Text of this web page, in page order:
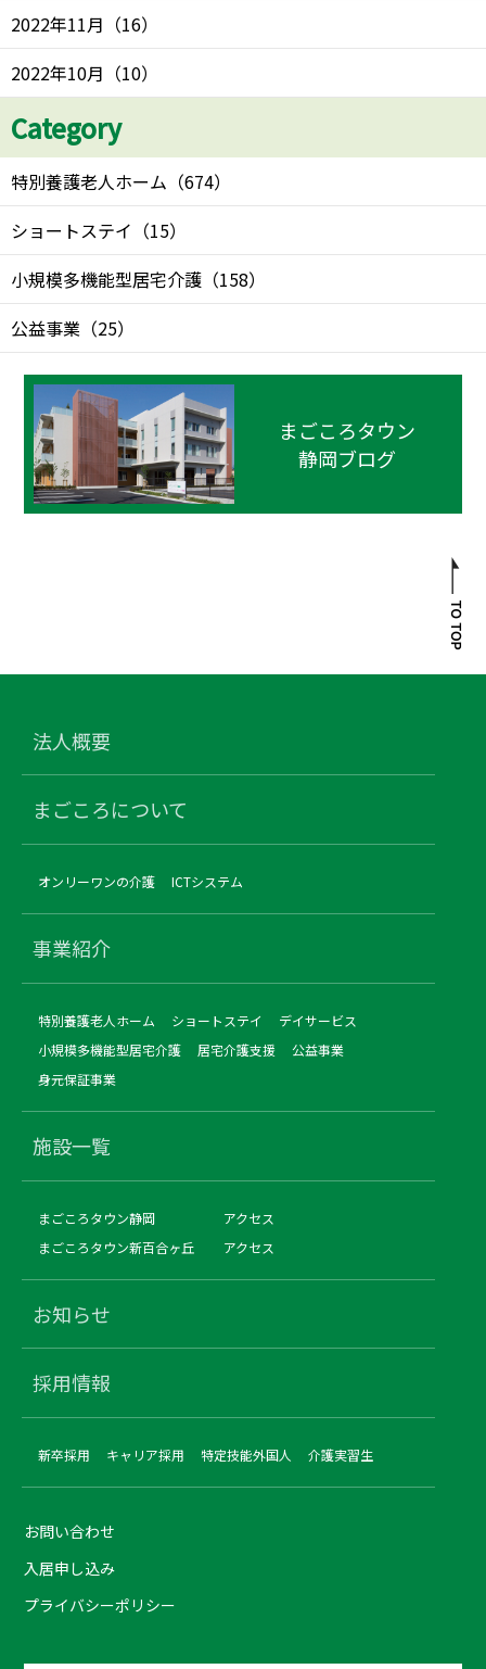
2022年11月 （16）
2022年10月 （10）
Category
特別養護老人ホーム （674）
ショートステイ （15）
小規模多機能型居宅介護 （158）
公益事業 （25）
まごころタウン
静岡ブログ
法人概要
まごころについて
オンリーワンの介護 ICTシステム
事業紹介
特別養護老人ホーム ショートステイ
デイサービス
小規模多機能型居宅介護
居宅介護支援
公益事業
身元保証事業
施設一覧
まごころタウン静岡
アクセス
まごころタウン新百合ヶ丘
アクセス
お知らせ
採用情報
新卒採用 キャリア採用 特定技能外国人 介護実習生
お問い合わせ
入居申し込み
プライバシーポリシー